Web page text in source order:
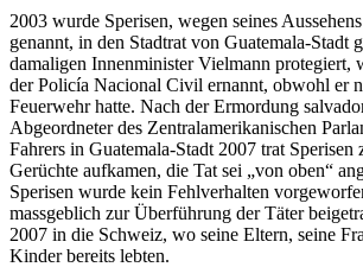
2003 wurde Sperisen, wegen seines
genannt, in den Stadtrat von Guatemala-Stadt
damaligen Innenminister Vielmann protegiert,
der Policía Nacional Civil ernannt, obwohl er
Feuerwehr hatte. Nach der Ermordung
Abgeordneter des Zentralamerikanischen
Fahrers in Guatemala-Stadt 2007 trat Sperisen
Gerüchte aufkamen, die Tat sei „von oben“
Sperisen wurde kein Fehlverhalten
massgeblich zur Überführung der Täter
2007 in die Schweiz, wo seine Eltern, seine
Kinder bereits lebten.